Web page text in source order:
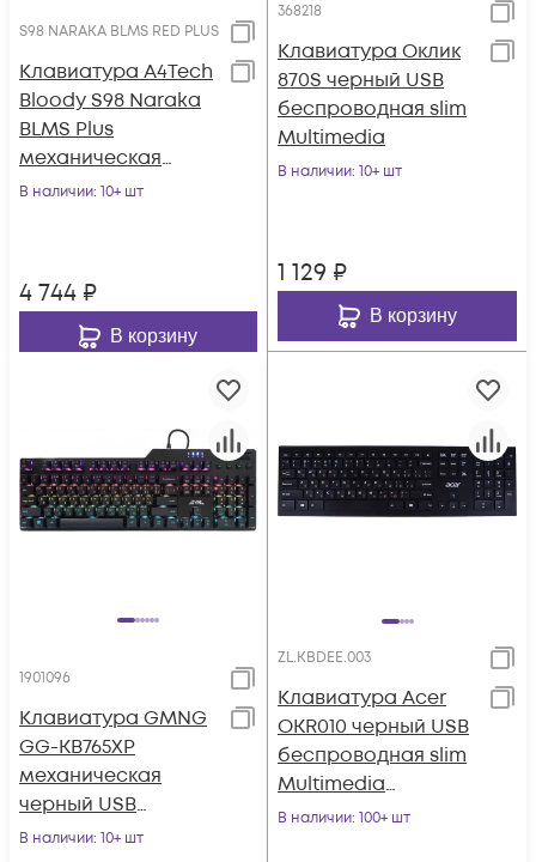
S98 NARAKA BLMS RED PLUS
Клавиатура A4Tech
Bloody S98 Naraka
BLMS Plus
механическая
черный/красный
В наличии: 10+ шт
4 744 ₽
В корзину
368218
Клавиатура Оклик
870S черный USB
беспроводная slim
Multimedia
В наличии: 10+ шт
1 129 ₽
В корзину
1901096
Клавиатура GMNG
GG-KB765XP
механическая
черный USB
Multimedia for
В наличии: 10+ шт
ZL.KBDEE.003
Клавиатура Acer
OKR010 черный USB
беспроводная slim
Multimedia
(ZL.KBDEE.003)
В наличии: 100+ шт